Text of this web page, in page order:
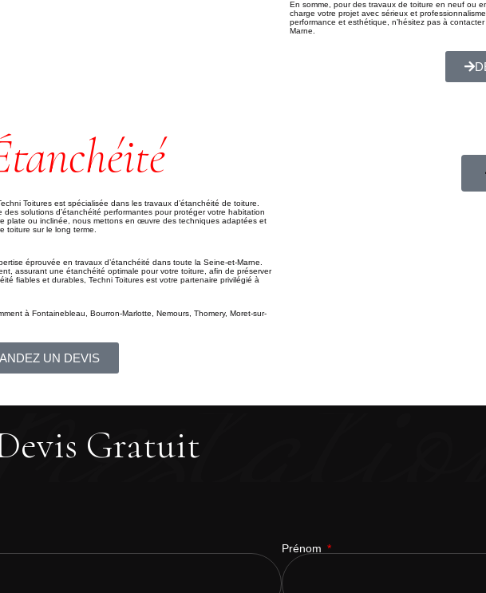
En somme, pour des travaux de toiture en neuf ou
charge votre projet avec sérieux et
performance et esthétique, n’hésitez pas à
Marne.
Toitures est spécialisée dans les travaux d’étanchéité de toiture.
solutions d’étanchéité performantes pour protéger votre habitation
plate ou inclinée, nous mettons en œuvre des techniques adaptées et
toiture sur le long terme.
éprouvée en travaux d’étanchéité dans toute la Seine-et-Marne.
assurant une étanchéité optimale pour votre toiture, afin de préserver
fiables et durables, Techni Toitures est votre partenaire privilégié à
à Fontainebleau, Bourron-Marlotte, Nemours, Thomery, Moret-sur-
UN DEVIS
Gratuit
Prénom